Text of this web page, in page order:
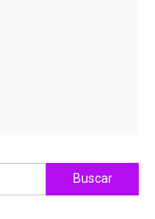
Buscar: